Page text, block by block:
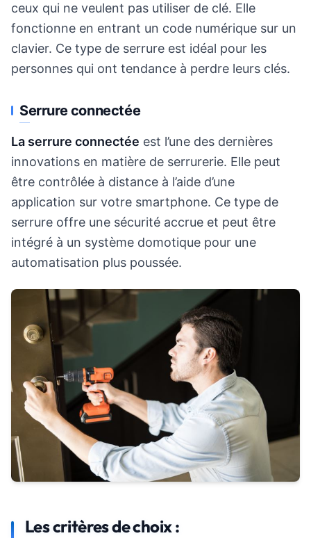
ceux qui ne veulent pas utiliser de clé. Elle
fonctionne en entrant un code numérique sur un
clavier. Ce type de serrure est idéal pour les
personnes qui ont tendance à perdre leurs clés.
Serrure connectée
La serrure connectée est l’une des dernières
innovations en matière de serrurerie. Elle peut
être contrôlée à distance à l’aide d’une
application sur votre smartphone. Ce type de
serrure offre une sécurité accrue et peut être
intégré à un système domotique pour une
automatisation plus poussée.
Les critères de choix :